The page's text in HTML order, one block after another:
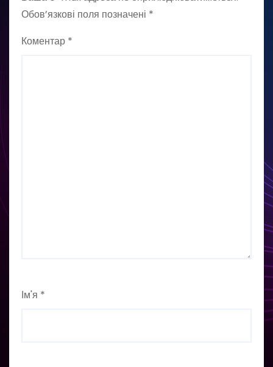
Обов’язкові поля позначені *
Коментар *
Ім'я *